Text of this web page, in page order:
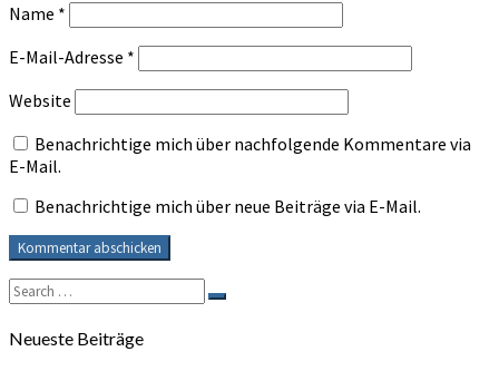
Name *
E-Mail-Adresse *
Website
Benachrichtige mich über nachfolgende Kommentare via
E-Mail.
Benachrichtige mich über neue Beiträge via E-Mail.
Search
for:
Search
Neueste Beiträge